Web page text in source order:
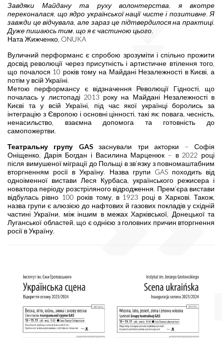
Завдяки Майдану та руху волонтерства, я вкотре
переконалася, що ядро української нації чисте і позитивне. Я
завжди це відчувала, але зараз це підтвердилося на практиці.
Дуже пишаюсь тим, що я є частиною цього.
Ната Жижченко, ONUKA
Вуличний перформанс є спробою зрозуміти і спільно прожити
досвід революції через присутність і артистичне втілення того,
що почалося 10 років тому на Майдані Незалежності в Києві, а
потім у всій Україні.
Метою перформансу є відзначення Революції Гідності, що
почалась у листопаді 2013 року на Майдані Незалежності в
Києві та у всій Україні, під час якої українці боролись за
інтеграцію з Європою і основні цінності, такі як: повага, чесність,
ненасильство, взаємна допомога та готовність до
самопожертви.
Театральну групу GASзаснували три акторки – Софія
Оніщенко, Дарія Богдан і Василина Марценюк – в 2022 році
після вимушеної міграції до Польщі в зв’язку з повномаштабним
вторгненням росії в Україну. Назва групи GAS походить від
одноіменної вистави Леся Курбаса, українського режисера і
новатора періоду розстріляного відродження. Прем’єра вистави
відбулась рівно 100 років тому, в 1923 році в Харкові. Також,
назва групи є алюзією до нафтових й газових покладів у східній
частині України, між іншим в межах Харківської, Донецької та
Луганської областей, що є однією з головних причин вторгнення
росії в Україну.